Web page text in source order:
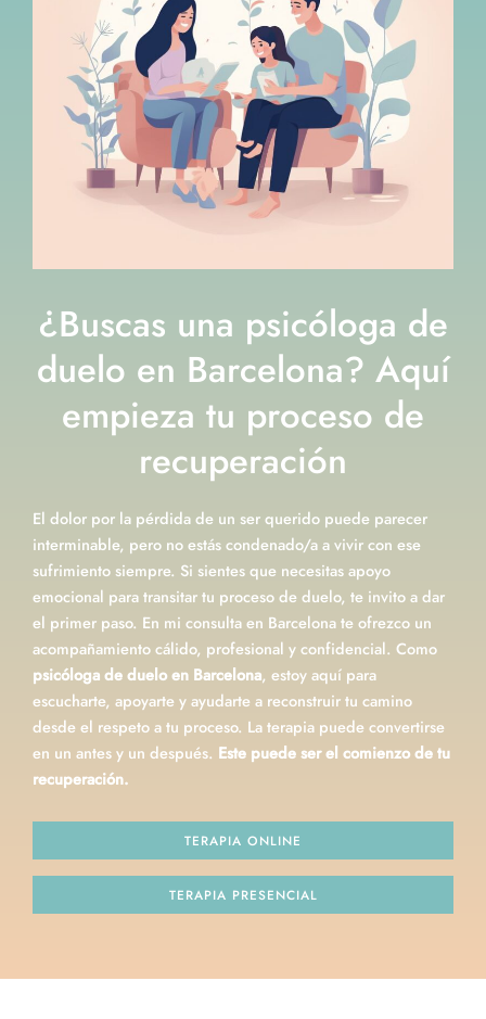
¿Buscas una psicóloga de
duelo en Barcelona? Aquí
empieza tu proceso de
recuperación
El dolor por la pérdida de un ser querido puede parecer
interminable, pero no estás condenado/a a vivir con ese
sufrimiento siempre. Si sientes que necesitas apoyo
emocional para transitar tu proceso de duelo, te invito a dar
el primer paso. En mi consulta en Barcelona te ofrezco un
acompañamiento cálido, profesional y confidencial. Como
psicóloga de duelo en Barcelona, estoy aquí para
escucharte, apoyarte y ayudarte a reconstruir tu camino
desde el respeto a tu proceso. La terapia puede convertirse
en un antes y un después. Este puede ser el comienzo de tu
recuperación.
TERAPIA ONLINE
TERAPIA PRESENCIAL